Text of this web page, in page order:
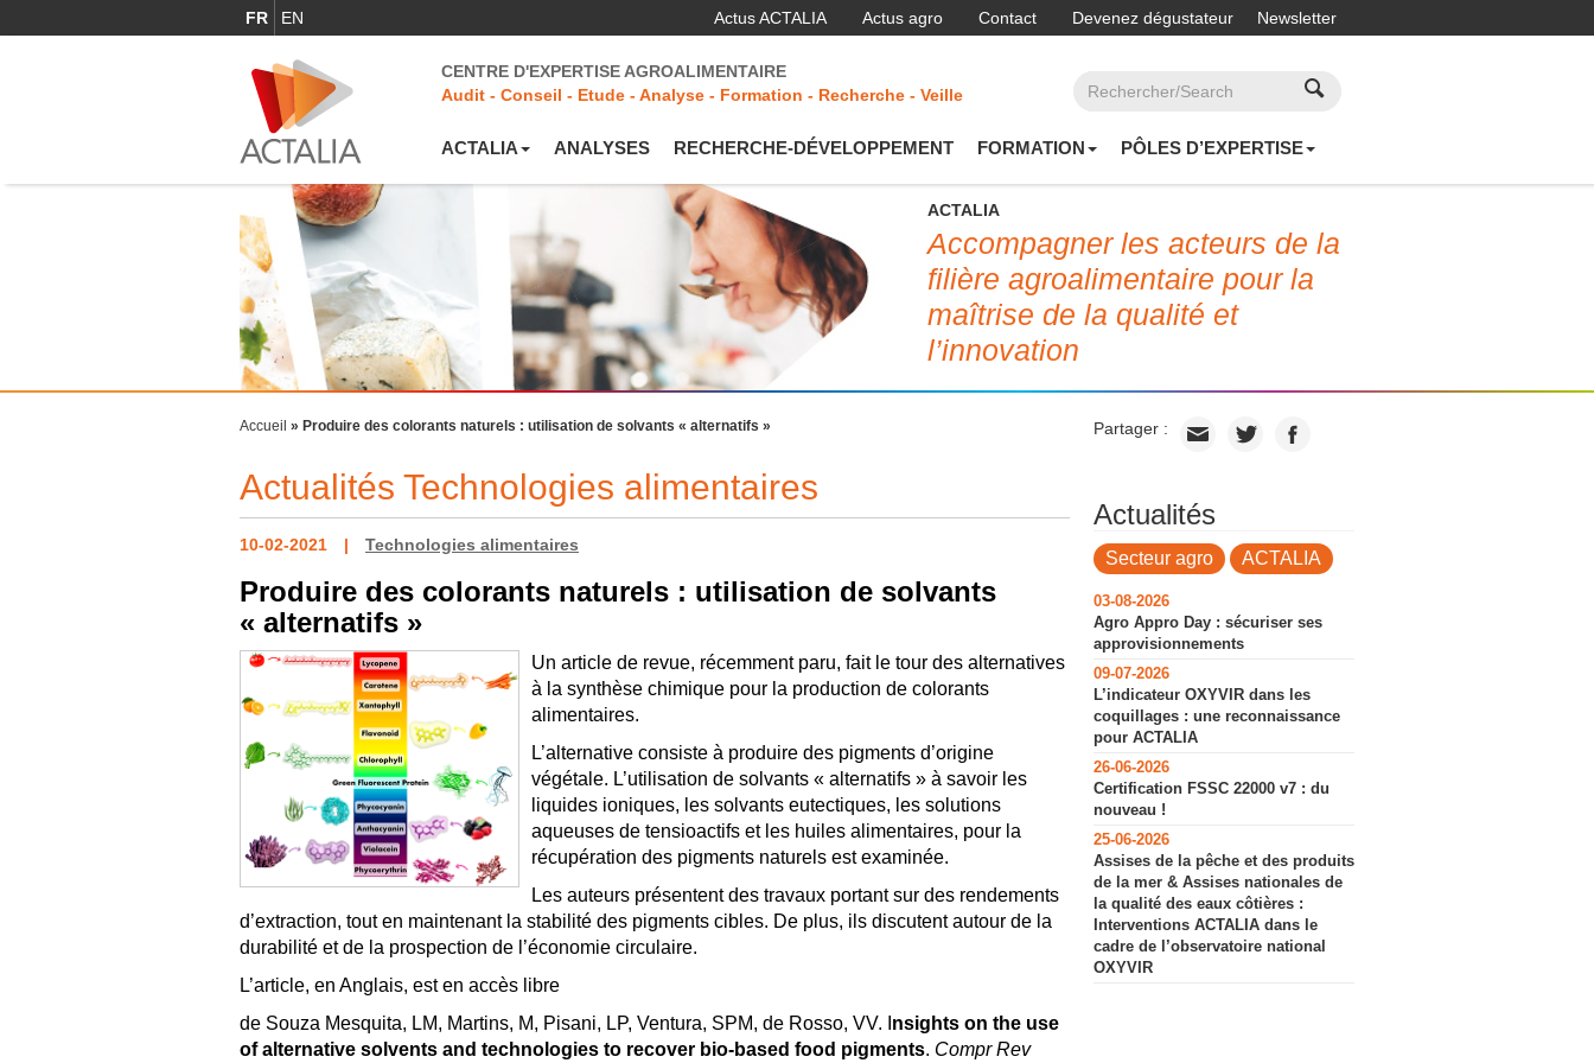
FR EN Newsletter
Actus ACTALIA Actus agro Contact Devenez dégustateur
CENTRE D'EXPERTISE AGROALIMENTAIRE
Audit - Conseil - Etude - Analyse - Formation - Recherche - Veille
ACTALIA ANALYSES RECHERCHE-DÉVELOPPEMENT FORMATION PÔLES D’EXPERTISE
ACTALIA
Accompagner les acteurs de la
filière agroalimentaire pour la
maîtrise de la qualité et
l’innovation
Accueil » Produire des colorants naturels : utilisation de solvants « alternatifs » Partager :
Actualités Technologies alimentaires
10-02-2021 Technologies alimentaires
Produire des colorants naturels : utilisation de solvants
« alternatifs »
Un article de revue, récemment paru, fait le tour des alternatives
à la synthèse chimique pour la production de colorants
alimentaires.
L’alternative consiste à produire des pigments d’origine
végétale. L’utilisation de solvants « alternatifs » à savoir les
liquides ioniques, les solvants eutectiques, les solutions
aqueuses de tensioactifs et les huiles alimentaires, pour la
récupération des pigments naturels est examinée.
Les auteurs présentent des travaux portant sur des rendements
d’extraction, tout en maintenant la stabilité des pigments cibles. De plus, ils discutent autour de la
durabilité et de la prospection de l’économie circulaire.
L’article, en Anglais, est en accès libre
de Souza Mesquita, LM, Martins, M, Pisani, LP, Ventura, SPM, de Rosso, VV. nsights on the use
of alternative solvents and technologies to recover bio‐based food pigments. Compr Rev
Actualités
Secteur agro ACTALIA
03-08-2026
Agro Appro Day : sécuriser ses
approvisionnements
09-07-2026
L’indicateur OXYVIR dans les
coquillages : une reconnaissance
pour ACTALIA
26-06-2026
Certification FSSC 22000 v7 : du
nouveau !
25-06-2026
Assises de la pêche et des produits
de la mer & Assises nationales de
la qualité des eaux côtières :
Interventions ACTALIA dans le
cadre de l’observatoire national
OXYVIR